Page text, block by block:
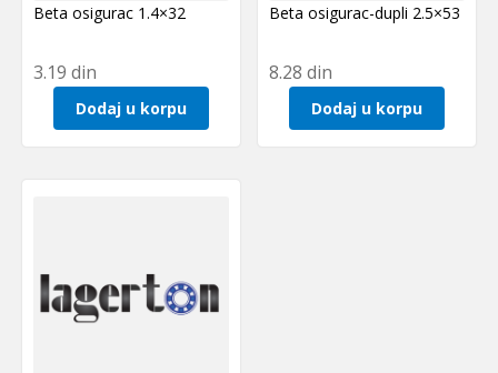
Beta osigurac 1.4×32
3.19 din
Dodaj u korpu
Beta osigurac-dupli 2.5×53
8.28din
Dodaj u korpu